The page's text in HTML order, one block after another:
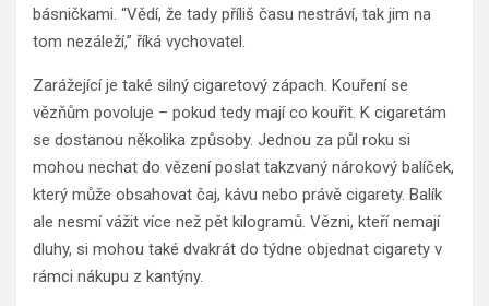
básničkami. “Vědí, že tady příliš času nestráví, tak jim na
tom nezáleží,” říká vychovatel.
Zarážející je také silný cigaretový zápach. Kouření se
vězňům povoluje – pokud tedy mají co kouřit. K cigaretám
se dostanou několika způsoby. Jednou za půl roku si
mohou nechat do vězení poslat takzvaný nárokový balíček,
který může obsahovat čaj, kávu nebo právě cigarety. Balík
ale nesmí vážit více než pět kilogramů. Vězni, kteří nemají
dluhy, si mohou také dvakrát do týdne objednat cigarety v
rámci nákupu z kantýny.